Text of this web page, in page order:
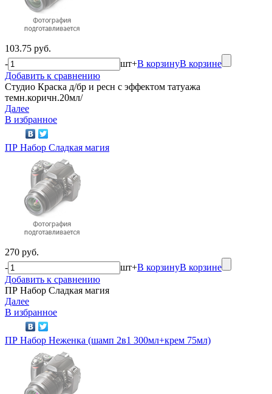
103.75 руб.
-
шт+В корзинуВ корзине
Добавить к сравнению
Студио Краска д/бр и ресн с эффектом татуажа
темн.коричн.20мл/
Далее
В избранное
ПР Набор Сладкая магия
270 руб.
-
шт+В корзинуВ корзине
Добавить к сравнению
ПР Набор Сладкая магия
Далее
В избранное
ПР Набор Неженка (шамп 2в1 300мл+крем 75мл)